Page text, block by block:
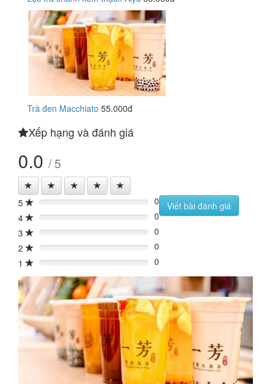
Trà đen Macchiato 55.000đ
Xếp hạng và đánh giá
0.0 / 5
5 0%
0
4
0%
0
3
0%
0
2
0%
0
1
0% 0
Viết bài đánh giá